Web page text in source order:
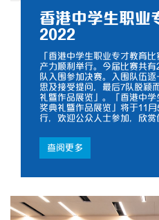
香港中学生职业
2022
「香港中学生职业专才教育
产力顺利举行。今届比赛共
队入围参加决赛。入围队伍
思及接受提问，最后7队脱颖
礼暨作品展览」。「香港中
奖典礼暨作品展览」将于11
行，欢迎公众人士参加，欣赏
查阅更多